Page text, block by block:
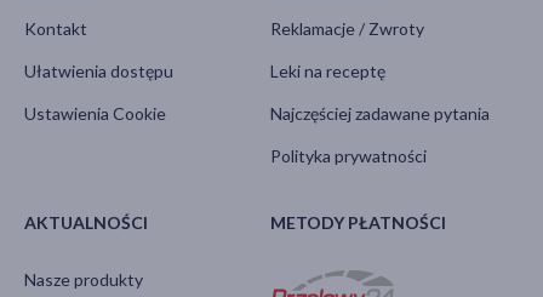
Kontakt
Ułatwienia dostępu
Ustawienia Cookie
Reklamacje / Zwroty
Leki na receptę
Najczęściej zadawane pytania
Polityka prywatności
AKTUALNOŚCI
Nasze produkty
METODY PŁATNOŚCI